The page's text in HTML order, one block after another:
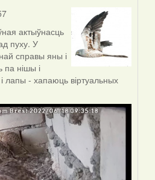
актыўнасць
пуху. У
справы яны і
па нішы і
лапы - хапаюць віртуальных